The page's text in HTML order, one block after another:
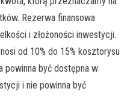
Rezerwa finansowa
i złożoności inwestycji.
od 10% do 15% kosztorysu
powinna być dostępna w
i nie powinna być